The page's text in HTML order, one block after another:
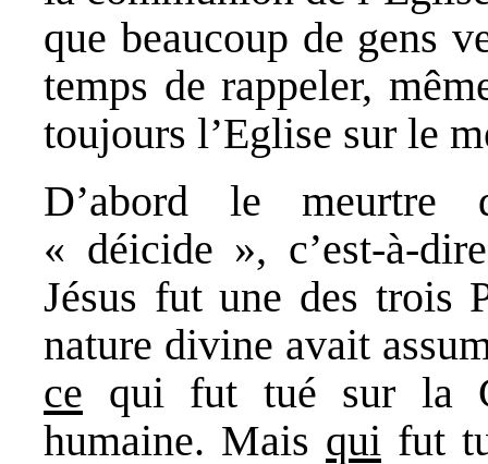
que beaucoup de gens
temps de rappeler,
toujours l’Eglise sur le
D’abord le
« déicide », c’est-à-
Jésus fut une des trois
nature divine avait
ce qui fut tué sur la
humaine. Mais qui fut